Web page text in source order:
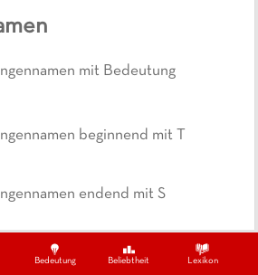
Bedeutung Beliebtheit Lexikon
mit Bedeutung
beginnend mit T
endend mit S
Jungennamen